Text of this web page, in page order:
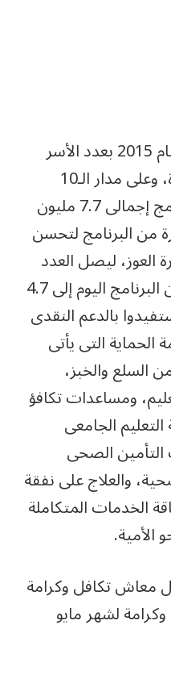
وبدأ برنامج تكافل وكرامة عام 2015 بعدد الأسر
المستفيدة 1.7 مليون أسرة، وعلى مدار الـ10
سنوات الماضية خدم البرنامج إجمالى 7.7 مليون
أسرة من البرنامج لتحسن
ليصل العدد
الحالى للأسر المستفيدة من البرنامج اليوم إلى 4.7
بالدعم النقدى
التى يأتى
السلع والخبز،
ومساعدات تكافؤ
الجامعى
التأمين الصحى
والعلاج على نفقة
الخدمات المتكاملة
الأمية.
معاش تكافل وكرامة
لشهر مايو